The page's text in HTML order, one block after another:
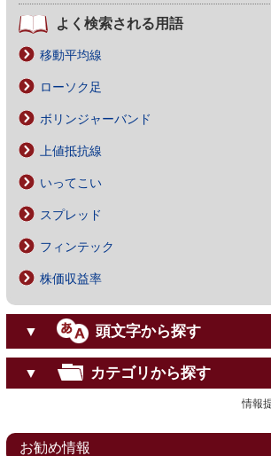
よく検索される用語
移動平均線
ローソク足
ボリンジャーバンド
上値抵抗線
いってこい
スプレッド
フィンテック
株価収益率
▼ 頭文字から探す
▼ カテゴリから探す
情報
お勧め情報